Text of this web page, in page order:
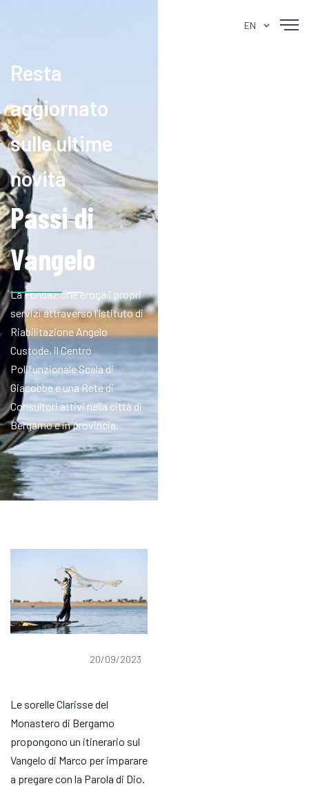
EN
Resta
aggiornato
sulle ultime
novità
Passi di
Vangelo
La Fondazione eroga i propri
servizi attraverso l’Istituto di
Riabilitazione Angelo
Custode, il Centro
Polifunzionale Scala di
Giacobbe e una Rete di
Consultori attivi nella città di
Bergamo e in provincia.
20/09/2023
Le sorelle Clarisse del
Monastero di Bergamo
propongono un itinerario sul
Vangelo di Marco per imparare
a pregare con la Parola di Dio.